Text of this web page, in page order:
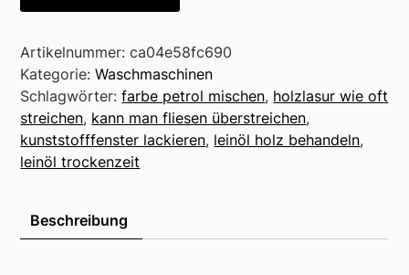
Artikelnummer:ca04e58fc690
Kategorie:Waschmaschinen
Schlagwörter:farbe petrol mischen, holzlasur wie oft
streichen, kann man fliesen überstreichen,
kunststofffenster lackieren, leinöl holz behandeln,
leinöl trockenzeit
Beschreibung